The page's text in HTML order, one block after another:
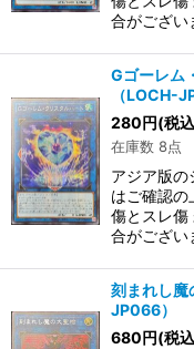
合がござ
Gゴーレム
（LOCH-
280円(税
在庫数 8点
アジア版の
はご確認の
傷とスレ傷
合がござ
刻まれし魔
JP066）
680円(税